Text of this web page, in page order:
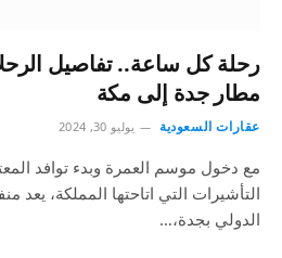
رحلة كل ساعة.. تفاصيل
مطار جدة إلى مكة
عقارات السعودية يوليو 30, 2024
مع دخول موسم العمرة وبدء توافد
التأشيرات التي اتاحتها المملكة، يعد
الدولي بجدة،…